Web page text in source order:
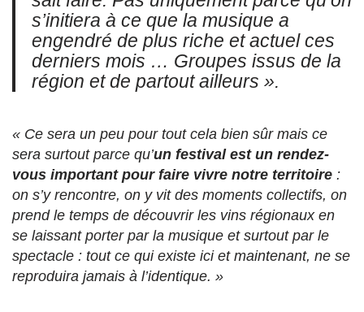
s’initiera à ce que la musique a
engendré de plus riche et actuel ces
derniers mois … Groupes issus de la
région et de partout ailleurs ».
« Ce sera un peu pour tout cela bien sûr mais ce
sera surtout parce qu’un festival est un rendez-
vous important pour faire vivre notre territoire :
on s’y rencontre, on y vit des moments collectifs, on
prend le temps de découvrir les vins régionaux en
se laissant porter par la musique et surtout par le
spectacle : tout ce qui existe ici et maintenant, ne se
reproduira jamais à l’identique. »